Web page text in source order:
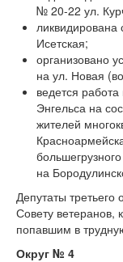
№ 20-22 ул.
ликвидирована
Исетская;
организовано
на ул. Новая
ведется
Энгельса на
жителей
на
Депутаты
Совету ветеранов,
попавшим в
Округ № 4